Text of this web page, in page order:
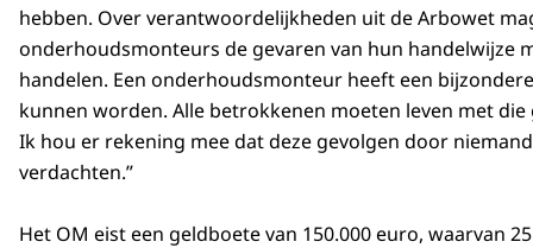
hebben. Over verantwoordelijkheden uit de Arbowet
onderhoudsmonteurs de gevaren van hun handelwijze
handelen. Een onderhoudsmonteur heeft een
kunnen worden. Alle betrokkenen moeten leven met
Ik hou er rekening mee dat deze gevolgen door
verdachten.”
Het OM eist een geldboete van 150.000 euro, waarvan